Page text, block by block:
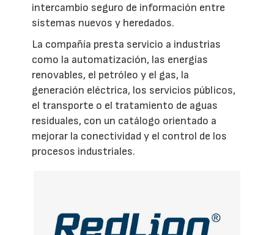
intercambio seguro de información entre
sistemas nuevos y heredados.
La compañía presta servicio a industrias
como la automatización, las energías
renovables, el petróleo y el gas, la
generación eléctrica, los servicios públicos,
el transporte o el tratamiento de aguas
residuales, con un catálogo orientado a
mejorar la conectividad y el control de los
procesos industriales.